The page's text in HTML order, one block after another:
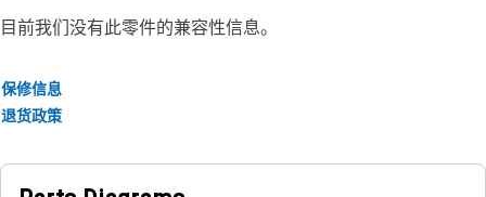
目前我们没有此零件的兼容性信息。
保修信息
退货政策